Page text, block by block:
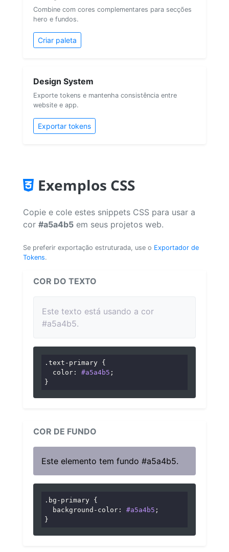
Combine com cores complementares para secções
hero e fundos.
Criar paleta
Design System
Exporte tokens e mantenha consistência entre
website e app.
Exportar tokens
Exemplos CSS
Copie e cole estes snippets CSS para usar a
cor #a5a4b5 em seus projetos web.
Se preferir exportação estruturada, use o Exportador de
Tokens.
COR DO TEXTO
Este texto está usando a cor
#a5a4b5.
.text-primary {
color : #a5a4b5 ;
}
COR DE FUNDO
Este elemento tem fundo #a5a4b5.
.bg-primary {
background-color : #a5a4b5 ;
}